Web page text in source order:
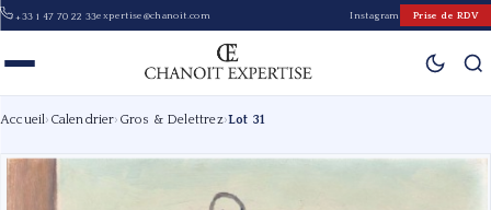
+33 1 47 70 22 33expertise@chanoit.com Instagram Prise de RDV
Accueil› Calendrier› Gros & Delettrez›Lot 31